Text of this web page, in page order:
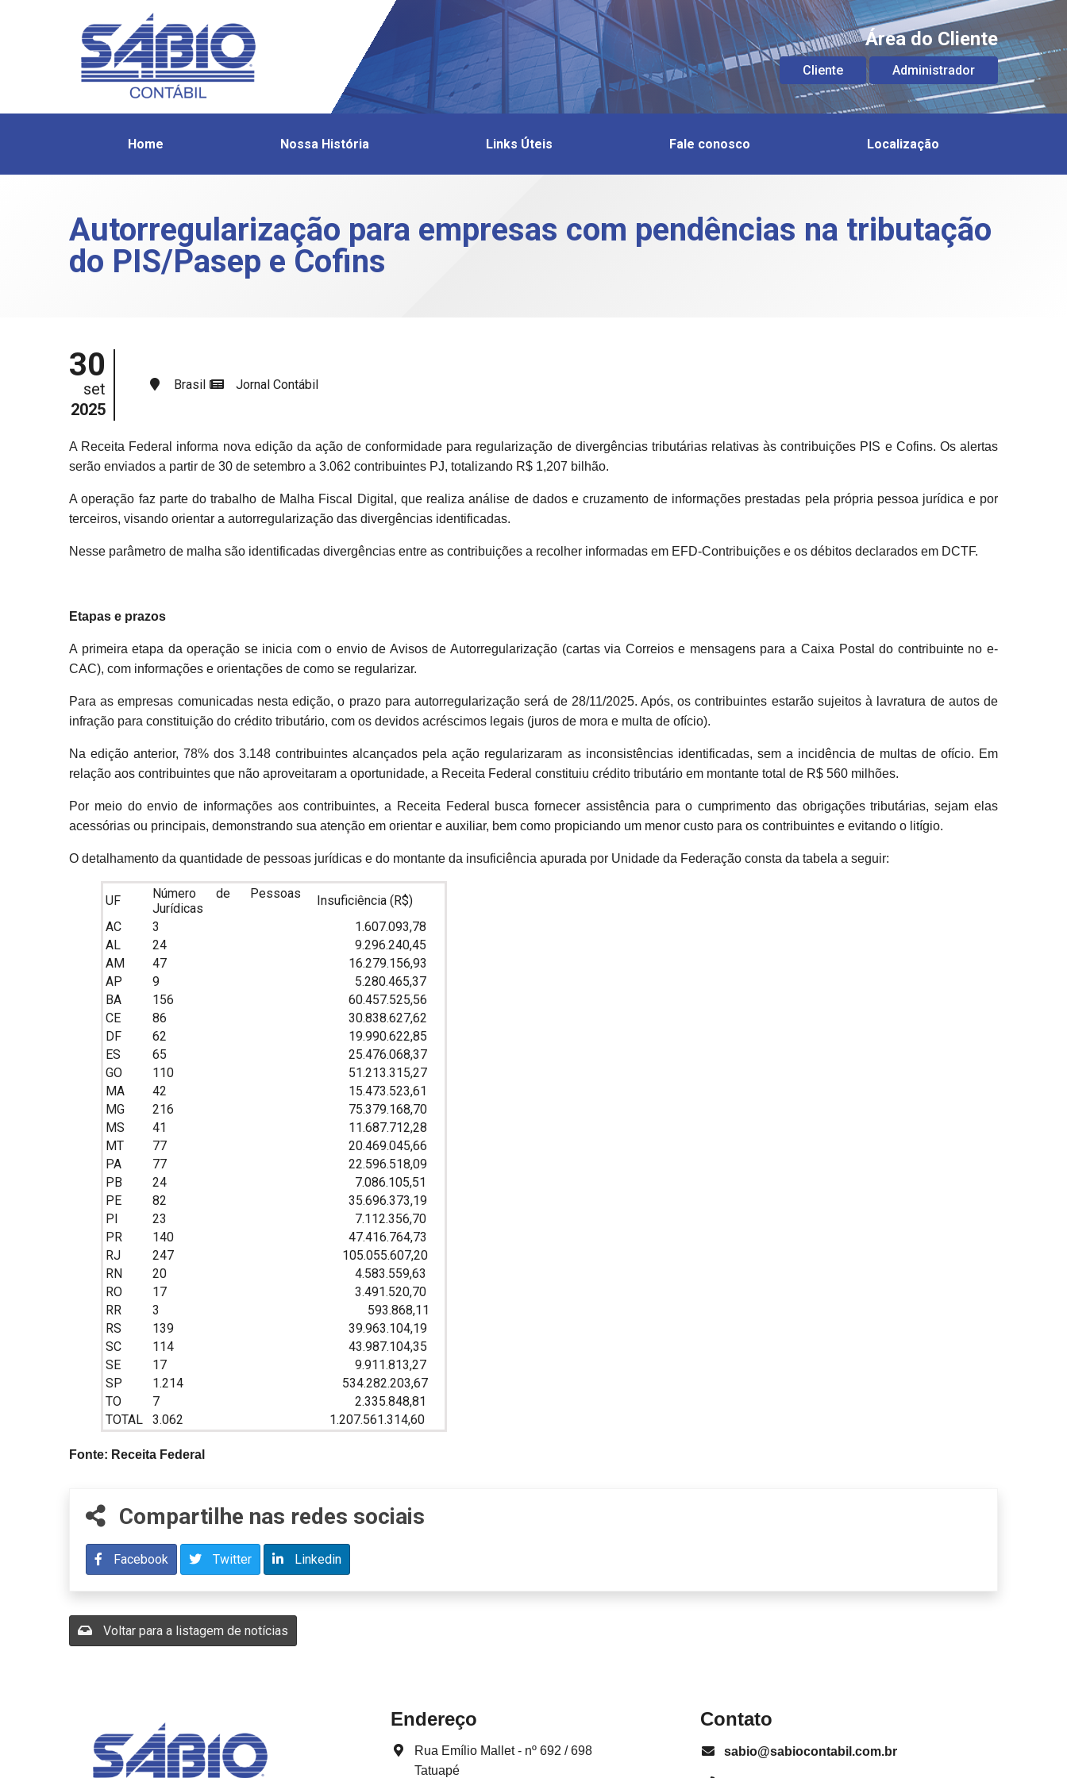
Área do Cliente
Cliente Administrador
Home Nossa História Links Úteis Fale conosco Localização
Autorregularização para empresas com pendências na tributação
do PIS/Pasep e Cofins
30
set
2025
Brasil Jornal Contábil
A Receita Federal informa nova edição da ação de conformidade para regularização de divergências tributárias relativas às contribuições PIS e Cofins. Os alertas
serão enviados a partir de 30 de setembro a 3.062 contribuintes PJ, totalizando R$ 1,207 bilhão.
A operação faz parte do trabalho de Malha Fiscal Digital, que realiza análise de dados e cruzamento de informações prestadas pela própria pessoa jurídica e por
terceiros, visando orientar a autorregularização das divergências identificadas.
Nesse parâmetro de malha são identificadas divergências entre as contribuições a recolher informadas em EFD-Contribuições e os débitos declarados em DCTF.
Etapas e prazos
A primeira etapa da operação se inicia com o envio de Avisos de Autorregularização (cartas via Correios e mensagens para a Caixa Postal do contribuinte no e-
CAC), com informações e orientações de como se regularizar.
Para as empresas comunicadas nesta edição, o prazo para autorregularização será de 28/11/2025. Após, os contribuintes estarão sujeitos à lavratura de autos de
infração para constituição do crédito tributário, com os devidos acréscimos legais (juros de mora e multa de ofício).
Na edição anterior, 78% dos 3.148 contribuintes alcançados pela ação regularizaram as inconsistências identificadas, sem a incidência de multas de ofício. Em
relação aos contribuintes que não aproveitaram a oportunidade, a Receita Federal constituiu crédito tributário em montante total de R$ 560 milhões.
Por meio do envio de informações aos contribuintes, a Receita Federal busca fornecer assistência para o cumprimento das obrigações tributárias, sejam elas
acessórias ou principais, demonstrando sua atenção em orientar e auxiliar, bem como propiciando um menor custo para os contribuintes e evitando o litígio.
O detalhamento da quantidade de pessoas jurídicas e do montante da insuficiência apurada por Unidade da Federação consta da tabela a seguir:
UF
Número de Pessoas
Jurídicas
Insuficiência (R$)
AC
3
1.607.093,78
AL
24
9.296.240,45
AM
47
16.279.156,93
AP
9
5.280.465,37
BA
156
60.457.525,56
CE
86
30.838.627,62
DF
62
19.990.622,85
ES
65
25.476.068,37
GO
110
51.213.315,27
MA
42
15.473.523,61
MG
216
75.379.168,70
MS
41
11.687.712,28
MT
77
20.469.045,66
PA
77
22.596.518,09
PB
24
7.086.105,51
PE
82
35.696.373,19
PI
23
7.112.356,70
PR
140
47.416.764,73
RJ
247
105.055.607,20
RN
20
4.583.559,63
RO
17
3.491.520,70
RR
3
593.868,11
RS
139
39.963.104,19
SC
114
43.987.104,35
SE
17
9.911.813,27
SP
1.214
534.282.203,67
TO
7
2.335.848,81
TOTAL
3.062 1.207.561.314,60
Fonte: Receita Federal
Compartilhe nas redes sociais
Facebook Twitter Linkedin
Voltar para a listagem de notícias
Endereço
Rua Emílio Mallet - nº 692 / 698
Tatuapé
Contato
sabio@sabiocontabil.com.br